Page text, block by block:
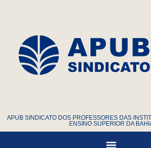
APUB SINDICATO DOS PROFESSORES DAS
ENSINO SUPERIOR DA